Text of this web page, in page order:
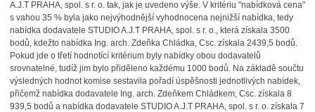
A.J.T PRAHA, spol. s r. o. tak, jak je uvedeno výše. V kritériu "nabídková cena"
s vahou 35 % byla jako nejvýhodnější vyhodnocena nejnižší nabídka, tedy
nabídka dodavatele STUDIO A.J.T PRAHA, spol. s r. o., která získala 3500
bodů, kdežto nabídka Ing. arch. Zdeňka Chládka, Csc. získala 2439,5 bodů.
Pokud jde o třetí hodnotící kritérium byly nabídky obou dodavatelů
srovnatelné, tudíž jim bylo přiděleno každému 1000 bodů. Na základě součtu
výsledných hodnot komise sestavila pořadí úspěšnosti jednotlivých nabídek,
přičemž nabídka dodavatele Ing. arch. Zdeňkem Chládkem, Csc. získala 8
939,5 bodů a nabídka dodavatele STUDIO A.J.T PRAHA, spol. s r. o. získala 7